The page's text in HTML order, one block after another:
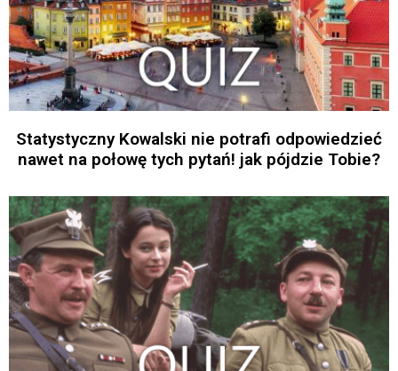
Statystyczny Kowalski nie potrafi odpowiedzieć
nawet na połowę tych pytań! jak pójdzie Tobie?